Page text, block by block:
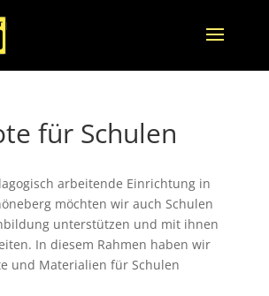
für Schulen
arbeitende Einrichtung in
möchten wir auch Schulen
unterstützen und mit ihnen
In diesem Rahmen haben wir
und Materialien für Schulen